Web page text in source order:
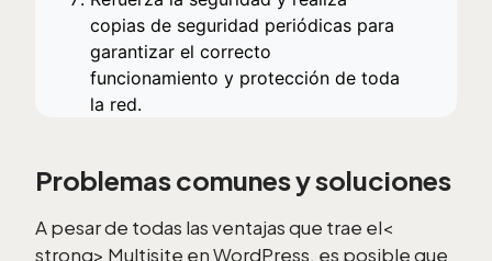
copias de seguridad periódicas para
garantizar el correcto
funcionamiento y protección de toda
la red.
Problemas comunes y soluciones
A pesar de todas las ventajas que trae el<
strong> Multisite en WordPress, es posible que